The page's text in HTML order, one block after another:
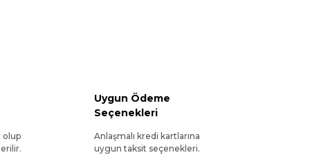
olup
Uygun Ödeme
Seçenekleri
Anlaşmalı kredi kartlarına
uygun taksit seçenekleri.